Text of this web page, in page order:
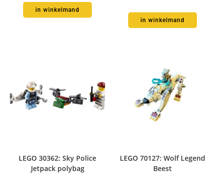
in winkelmand
in winkelmand
LEGO 30362: Sky Police
Jetpack polybag
LEGO 70127: Wolf Legend
Beest